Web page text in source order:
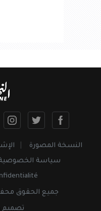
النسخة المصورة
سياسة
جميع الحقوق محفوظة ©
تصميم